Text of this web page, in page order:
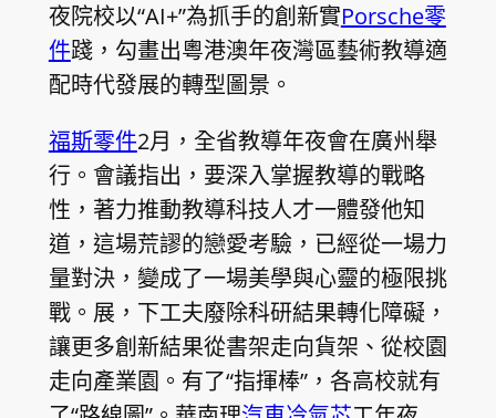
夜院校以“AI+”為抓手的創新實Porsche零
件踐，勾畫出粵港澳年夜灣區藝術教導適
配時代發展的轉型圖景。
福斯零件2月，全省教導年夜會在廣州舉
行。會議指出，要深入掌握教導的戰略
性，著力推動教導科技人才一體發他知
道，這場荒謬的戀愛考驗，已經從一場力
量對決，變成了一場美學與心靈的極限挑
戰。展，下工夫廢除科研結果轉化障礙，
讓更多創新結果從書架走向貨架、從校園
走向產業園。有了“指揮棒”，各高校就有